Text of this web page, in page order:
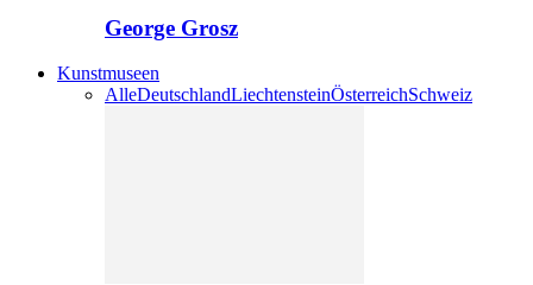
George Grosz
Kunstmuseen
AlleDeutschlandLiechtensteinÖsterreichSchweiz